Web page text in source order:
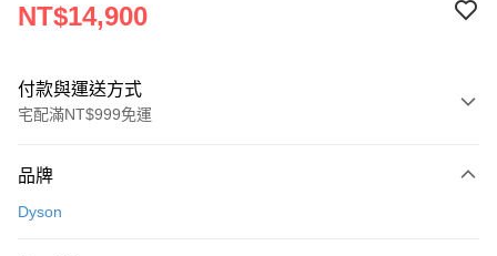
NT$14,900
付款與運送方式
宅配滿NT$999免運
信用卡一次付款
品牌
Dyson